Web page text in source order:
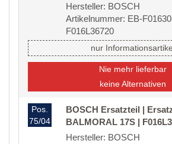
Hersteller: BOSCH
Artikelnummer: EB-
F016L36720
nur
Nie mehr lieferbar
keine Alternativen
Pos.
75/04
BOSCH Ersatzteil |
BALMORAL 17S |
Hersteller: BOSCH